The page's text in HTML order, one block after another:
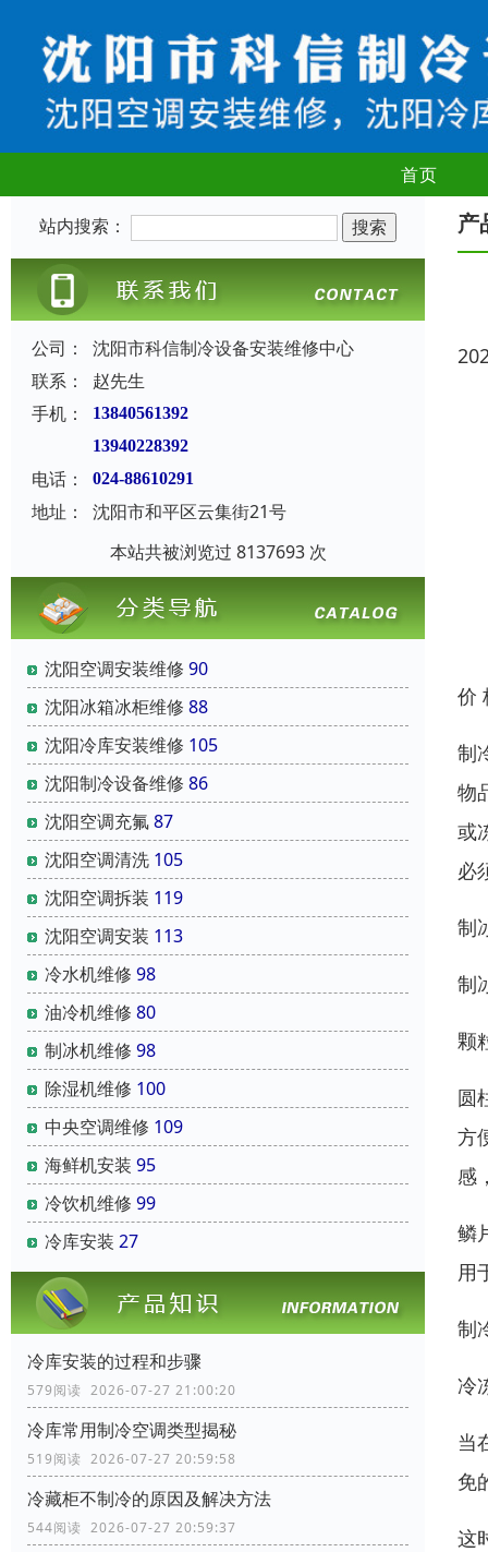
首页
站内搜索：
公司：
沈阳市科信制冷设备安装维修中心
联系：
赵先生
手机：
13840561392
13940228392
电话： 024-88610291
地址：
沈阳市和平区云集街21号
本站共被浏览过 8137693 次
沈阳空调安装维修 90
沈阳冰箱冰柜维修 88
沈阳冷库安装维修 105
沈阳制冷设备维修 86
沈阳空调充氟87
沈阳空调清洗 105
沈阳空调拆装 119
沈阳空调安装 113
冷水机维修 98
油冷机维修 80
制冰机维修 98
除湿机维修 100
中央空调维修 109
海鲜机安装 95
冷饮机维修 99
冷库安装 27
冷库安装的过程和步骤
579阅读 2026-07-27 21:00:20
冷库常用制冷空调类型揭秘
519阅读 2026-07-27 20:59:58
冷藏柜不制冷的原因及解决方法
544阅读 2026-07-27 20:59:37
产
价
制
物
或
必
制
制
颗
圆
方
感
鳞
用
制
冷
当
免
这